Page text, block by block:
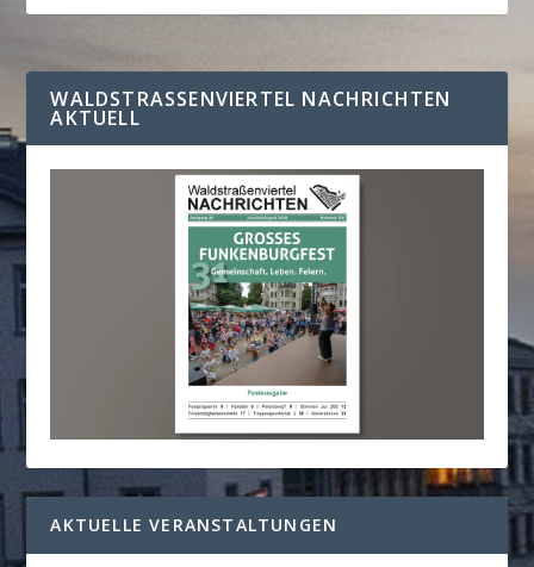
WALDSTRASSENVIERTEL NACHRICHTEN A
KTUELL
AKTUELLE VERANSTALTUNGEN